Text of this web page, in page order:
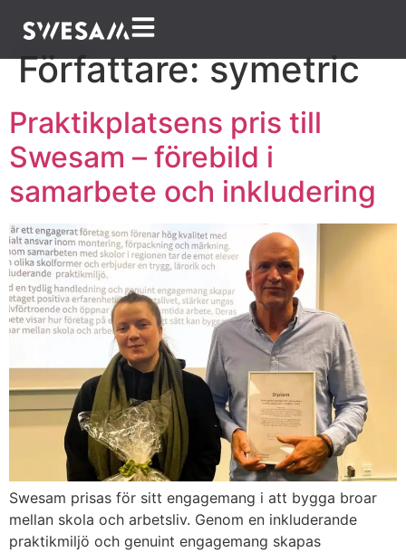
Författare:symetric
Praktikplatsens pris till
Swesam – förebild i
samarbete och inkludering
Swesam prisas för sitt engagemang i att bygga broar
mellan skola och arbetsliv. Genom en inkluderande
praktikmiljö och genuint engagemang skapas